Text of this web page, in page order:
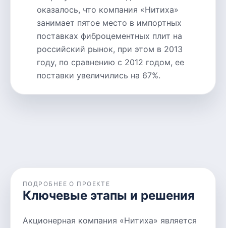
оказалось, что компания «Нитиха»
занимает пятое место в импортных
поставках фиброцементных плит на
российский рынок, при этом в 2013
году, по сравнению с 2012 годом, ее
поставки увеличились на 67%.
ПОДРОБНЕЕ О ПРОЕКТЕ
Ключевые этапы и решения
Акционерная компания «Нитиха» является